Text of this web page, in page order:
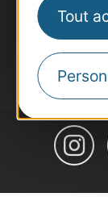
Tout
Inscrivez-
Destination
suggestions
Je